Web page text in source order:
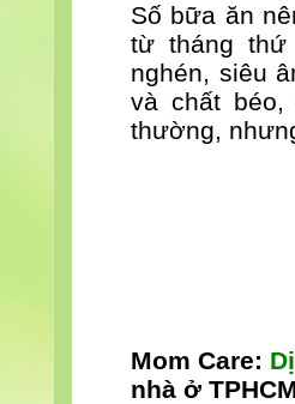
Số bữa ăn
từ tháng
nghén, siêu
và chất
thường,
Mom Care:
nhà ở